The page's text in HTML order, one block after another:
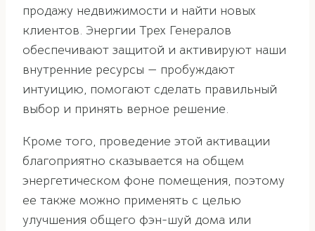
продажу недвижимости и найти новых
клиентов. Энергии Трех Генералов
обеспечивают защитой и активируют наши
внутренние ресурсы — пробуждают
интуицию, помогают сделать правильный
выбор и принять верное решение.
Кроме того, проведение этой активации
благоприятно сказывается на общем
энергетическом фоне помещения, поэтому
ее также можно применять с целью
улучшения общего фэн-шуй дома или